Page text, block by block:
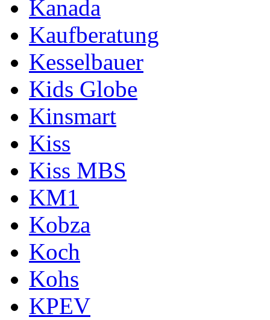
Kanada
Kaufberatung
Kesselbauer
Kids Globe
Kinsmart
Kiss
Kiss MBS
KM1
Kobza
Koch
Kohs
KPEV